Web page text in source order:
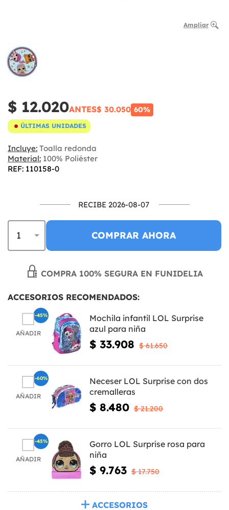
Ampliar
$ 12.020ANTES$ 30.050 60%
ÚLTIMAS UNIDADES
Incluye: Toalla redonda
Material: 100% Poliéster
REF: 110158-0
RECIBE 2026-08-07
COMPRAR AHORA
COMPRA 100% SEGURA EN FUNIDELIA
ACCESORIOS RECOMENDADOS:
AÑADIR
Mochila infantil LOL Surprise
azul para niña
$ 33.908 $ 61.650
-45%
AÑADIR
Neceser LOL Surprise con dos
cremalleras
$ 8.480 $ 21.200
-60%
AÑADIR
Gorro LOL Surprise rosa para
niña
$ 9.763 $ 17.750
-45%
ACCESORIOS